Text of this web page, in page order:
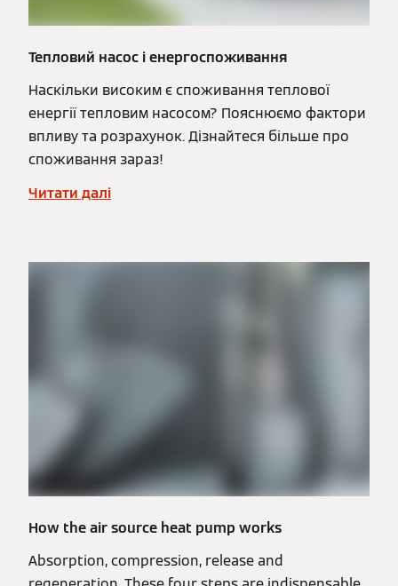
Тепловий насос і енергоспоживання
Наскільки високим є споживання теплової
енергії тепловим насосом? Пояснюємо фактори
впливу та розрахунок. Дізнайтеся більше про
споживання зараз!
Читати далі
How the air source heat pump works
Absorption, compression, release and